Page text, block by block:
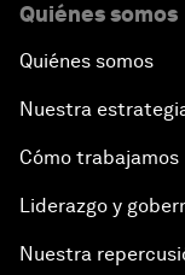
Quiénes somos
Quiénes somos
Nuestra
Cómo trabajamos
Liderazgo y
Nuestra